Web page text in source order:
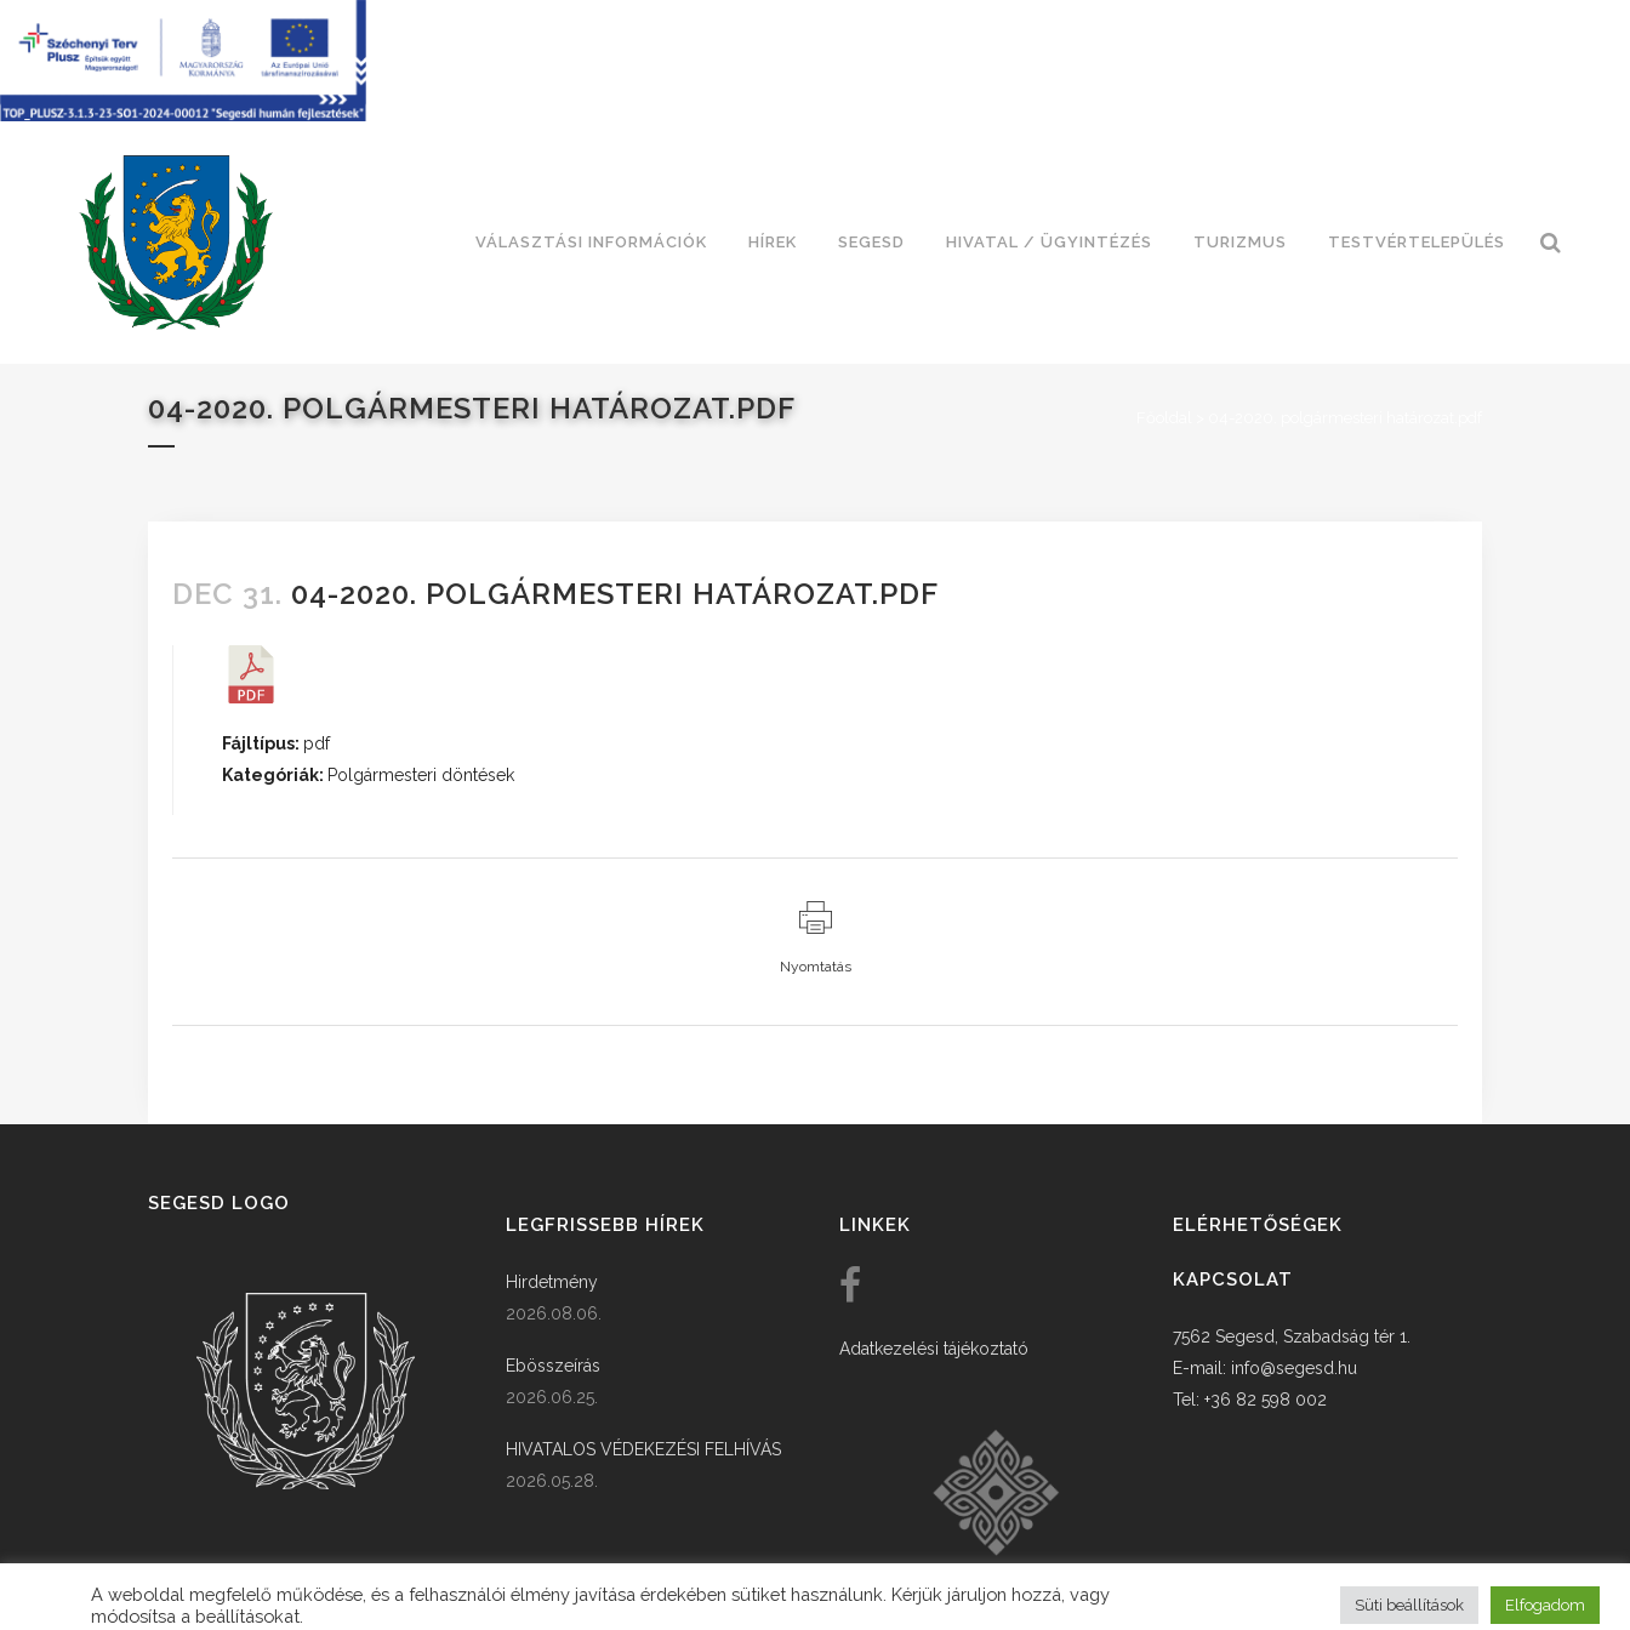
VÁLASZTÁSI INFORMÁCIÓK HÍREK SEGESD HIVATAL / ÜGYINTÉZÉS TURIZMUS TESTVÉRTELEPÜLÉS
04-2020. POLGÁRMESTERI HATÁROZAT.PDF
DEC 31. 04-2020. POLGÁRMESTERI HATÁROZAT.PDF
Fájltípus: pdf
Kategóriák: Polgármesteri döntések
Nyomtatás
SEGESD LOGO
LEGFRISSEBB HÍREK
Hirdetmény
2026.08.06.
Ebösszeírás
2026.06.25.
HIVATALOS VÉDEKEZÉSI FELHÍVÁS
2026.05.28.
LINKEK
Adatkezelési tájékoztató
ELÉRHETŐSÉGEK
KAPCSOLAT
7562 Segesd, Szabadság tér 1.
E-mail: info@segesd.hu
Tel: +36 82 598 002
A weboldal megfelelő működése, és a felhasználói élmény javítása érdekében sütiket használunk. Kérjük járuljon hozzá, vagy
módosítsa a beállításokat.
Süti beállítások Elfogadom